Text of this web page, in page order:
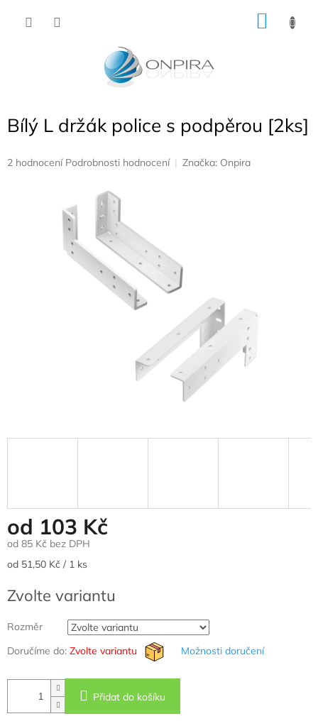
Bílý L držák police s podpěrou [2ks]
Průměrné
2 hodnocení Podrobnosti hodnocení Značka: Onpira
od 103 Kč
od 85 Kč bez DPH
Měrná
od 51,50 Kč / 1 ks
Zvolte variantu
Rozměr
Doručíme do: Zvolte variantu Možnosti doručení
Přidat do košíku